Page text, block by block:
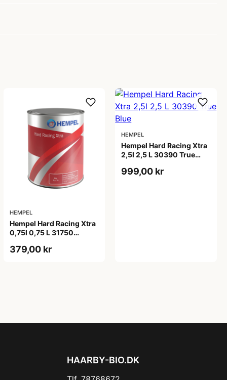
HEMPEL
Hempel Hard Racing Xtra
0,75l 0,75 L 31750
379,00 kr
HEMPEL
Hempel Hard Racing Xtra
2,5l 2,5 L 30390 True
999,00 kr
HAARBY-BIO.DK